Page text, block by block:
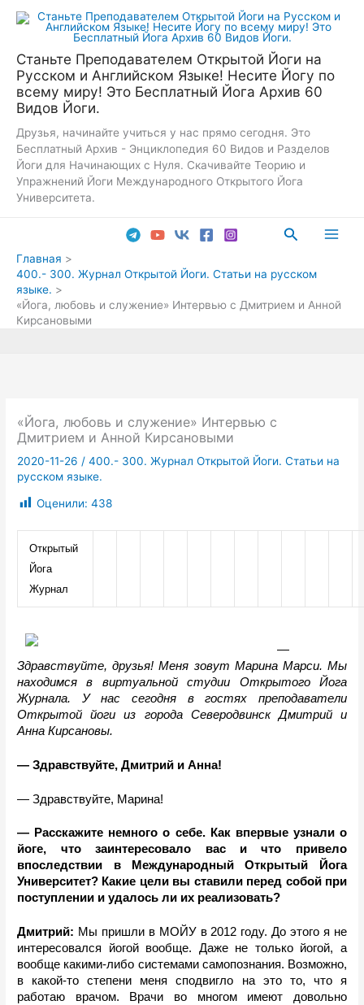
Перейти
Станьте Преподавателем Открытой Йоги на
Русском и Английском Языке! Несите Йогу по
всему миру! Это Бесплатный Йога Архив 60
Видов Йоги.
Друзья, начинайте учиться у нас прямо сегодня. Это
Бесплатный Архив - Энциклопедия 60 Видов и Разделов
Йоги для Начинающих с Нуля. Скачивайте Теорию и
Упражнений Йоги Международного Открытого Йога
Университета.
Поиск
Главная
400.- 300. Журнал Открытой Йоги. Статьи на русском
языке.
«Йога, любовь и служение» Интервью с Дмитрием и Анной
Кирсановыми
«Йога, любовь и служение» Интервью с
Дмитрием и Анной Кирсановыми
2020-11-26 /400.- 300. Журнал Открытой Йоги. Статьи на
русском языке.
Оценили: 438
Открытый
Йога
Журнал
Здравствуйте, друзья! Меня зовут Марина Марси. Мы
находимся в виртуальной студии Открытого Йога
Журнала. У нас сегодня в гостях преподаватели
Открытой йоги из города Северодвинск Дмитрий и
Анна Кирсановы.
— Здравствуйте, Дмитрий и Анна!
— Здравствуйте, Марина!
— Расскажите немного о себе. Как впервые узнали о
йоге, что заинтересовало вас и что привело
впоследствии в Международный Открытый Йога
Университет? Какие цели вы ставили перед собой при
поступлении и удалось ли их реализовать?
Дмитрий: Мы пришли в МОЙУ в 2012 году. До этого я не
интересовался йогой вообще. Даже не только йогой, а
вообще какими-либо системами самопознания. Возможно,
в какой-то степени меня сподвигло на это то, что я
работаю врачом. Врачи во многом имеют довольно